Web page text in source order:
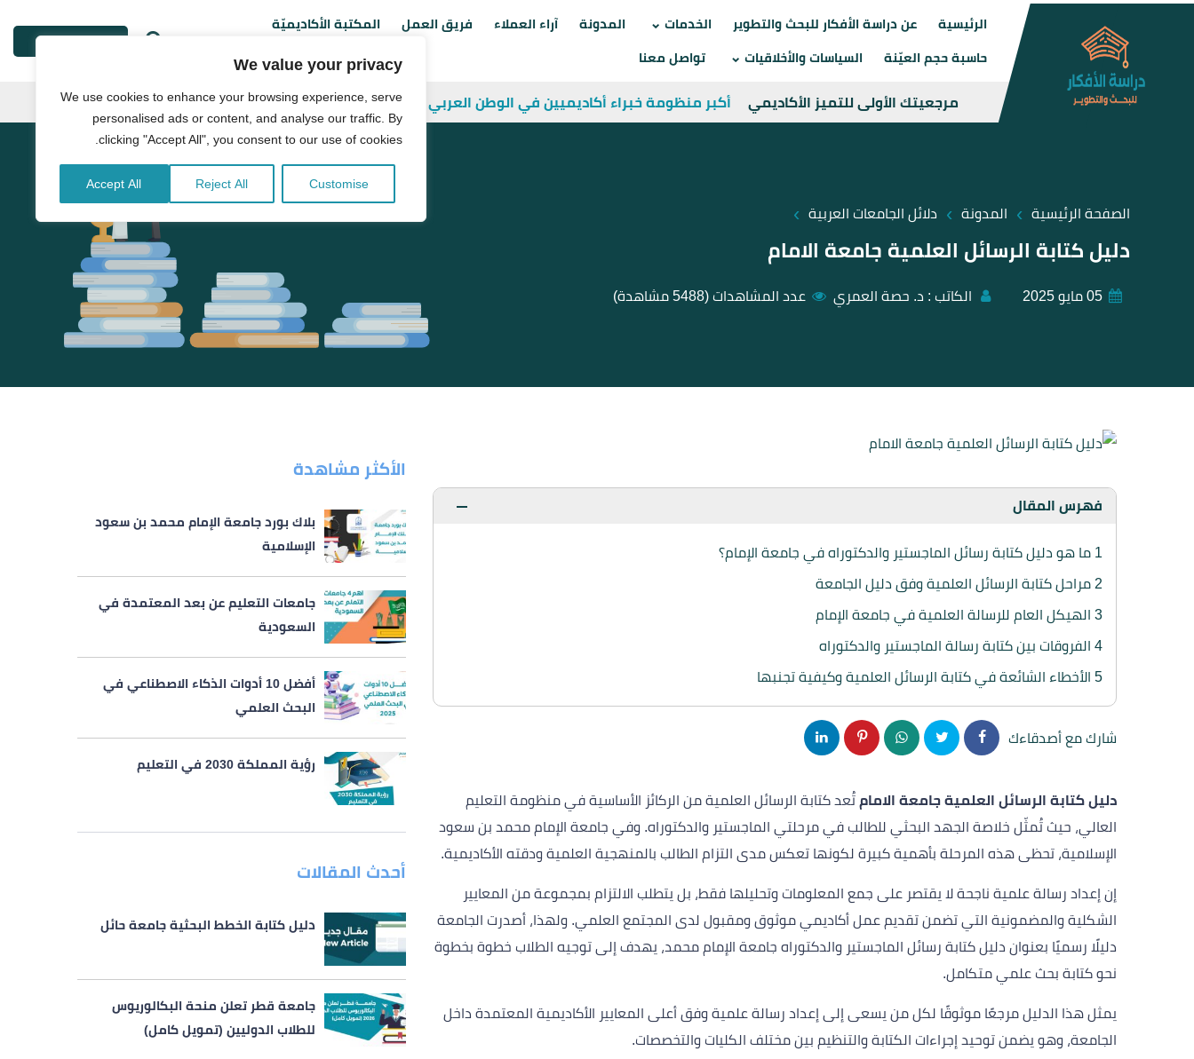
We value your privacy
We use cookies to enhance your browsing experience, serve
personalised ads or content, and analyse our traffic. By
clicking "Accept All", you consent to our use of cookies.
Customise
Reject All
Accept All
الرئيسية عن دراسة الأفكار للبحث والتطوير الخدمات المدونة آراء العملاء فريق العمل المكتبة الأكاديميّة
حاسبة حجم العيّنة السياسات والأخلاقيات تواصل معنا
طلب خدمة
مرجعيتك الأولى للتميز الأكاديمي أكبر منظومة خبراء أكاديميين في الوطن العربي
الصفحة الرئيسية › المدونة › دلائل الجامعات العربية
›
دليل كتابة الرسائل العلمية جامعة الامام
05 مايو 2025 الكاتب : د. حصة العمري عدد المشاهدات (5488 مشاهدة)
فهرس المقال
1 ما هو دليل كتابة رسائل الماجستير والدكتوراه في جامعة الإمام؟
2 مراحل كتابة الرسائل العلمية وفق دليل الجامعة
3 الهيكل العام للرسالة العلمية في جامعة الإمام
4 الفروقات بين كتابة رسالة الماجستير والدكتوراه
5 الأخطاء الشائعة في كتابة الرسائل العلمية وكيفية تجنبها
شارك مع أصدقاءك
دليل كتابة الرسائل العلمية جامعة الامام تُعد كتابة الرسائل العلمية من الركائز الأساسية في منظومة التعليم
العالي، حيث تُمثّل خلاصة الجهد البحثي للطالب في مرحلتي الماجستير والدكتوراه. وفي جامعة الإمام محمد بن سعود
الإسلامية، تحظى هذه المرحلة بأهمية كبيرة لكونها تعكس مدى التزام الطالب بالمنهجية العلمية ودقته الأكاديمية.
إن إعداد رسالة علمية ناجحة لا يقتصر على جمع المعلومات وتحليلها فقط، بل يتطلب الالتزام بمجموعة من المعايير
الشكلية والمضمونية التي تضمن تقديم عمل أكاديمي موثوق ومقبول لدى المجتمع العلمي. ولهذا، أصدرت الجامعة
دليلًا رسميًا بعنوان دليل كتابة رسائل الماجستير والدكتوراه جامعة الإمام محمد، يهدف إلى توجيه الطلاب خطوة بخطوة
نحو كتابة بحث علمي متكامل.
يمثل هذا الدليل مرجعًا موثوقًا لكل من يسعى إلى إعداد رسالة علمية وفق أعلى المعايير الأكاديمية المعتمدة داخل
الجامعة، وهو يضمن توحيد إجراءات الكتابة والتنظيم بين مختلف الكليات والتخصصات.
الأكثر مشاهدة
بلاك بورد جامعة الإمام محمد بن سعود
الإسلامية
جامعات التعليم عن بعد المعتمدة في
السعودية
أفضل 10 أدوات الذكاء الاصطناعي في
البحث العلمي
رؤية المملكة 2030 في التعليم
أحدث المقالات
دليل كتابة الخطط البحثية جامعة حائل
جامعة قطر تعلن منحة البكالوريوس
للطلاب الدوليين (تمويل كامل)